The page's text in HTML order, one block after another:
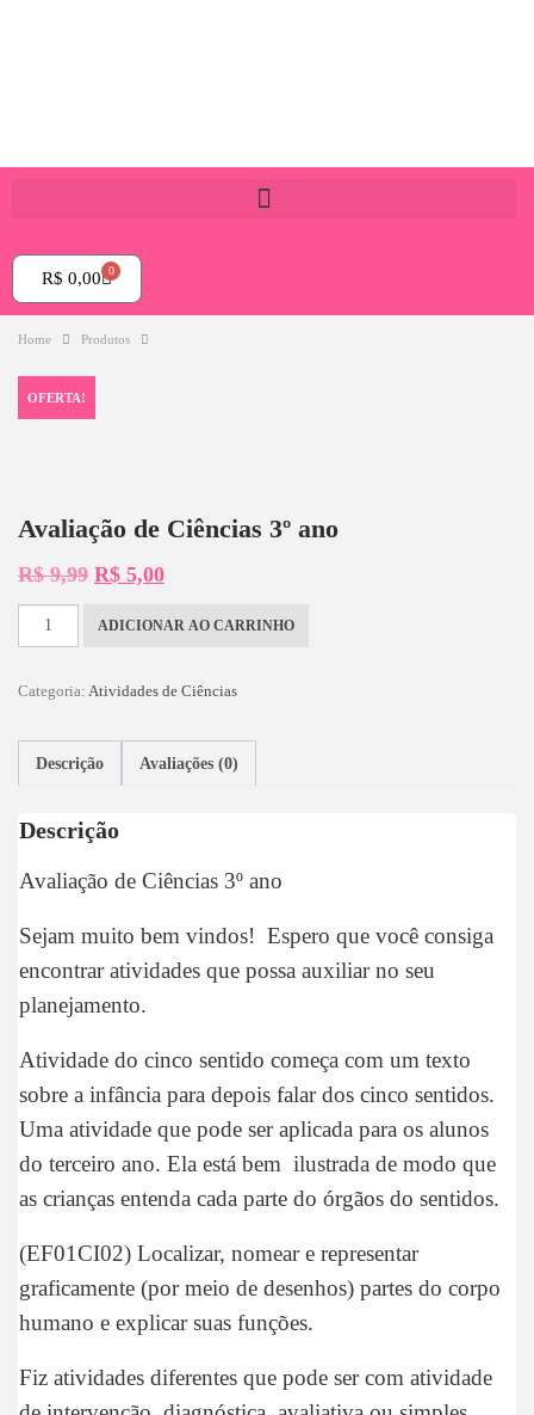
R$ 0,00 0
Home Produtos
OFERTA!
Avaliação de Ciências 3º ano
R$9,99 R$ 5,00
ADICIONAR AO CARRINHO
Categoria: Atividades de Ciências
Descrição Avaliações (0)
Descrição
Avaliação de Ciências 3º ano
Sejam muito bem vindos! Espero que você consiga
encontrar atividades que possa auxiliar no seu
planejamento.
Atividade do cinco sentido começa com um texto
sobre a infância para depois falar dos cinco sentidos.
Uma atividade que pode ser aplicada para os alunos
do terceiro ano. Ela está bem ilustrada de modo que
as crianças entenda cada parte do órgãos do sentidos.
(EF01CI02) Localizar, nomear e representar
graficamente (por meio de desenhos) partes do corpo
humano e explicar suas funções.
Fiz atividades diferentes que pode ser com atividade